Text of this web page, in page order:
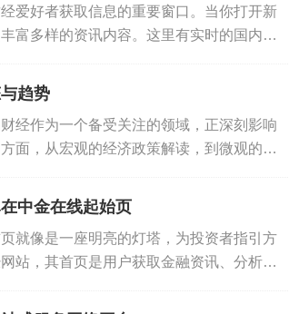
网站也能帮助投资者紧跟市场热点，获取
都会对比特币价格造成即时影响。
跃，价格波动亦会加剧；反之，则可能进
爱好者获取信息的重要窗口。当你打开新
富多样的资讯内容。这里有实时的国内外
趋势
经作为一个备受关注的领域，正深刻影响
面，从宏观的经济政策解读，到微观的个
中金在线起始页
就像是一座明亮的灯塔，为投资者指引方
站，其首页是用户获取金融资讯、分析市